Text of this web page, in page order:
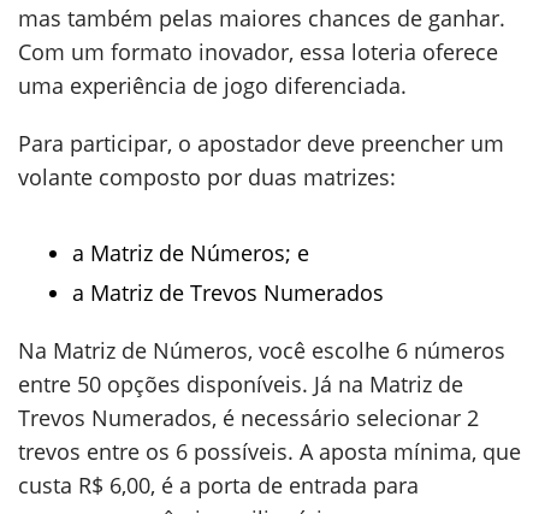
mas também pelas maiores chances de ganhar.
Com um formato inovador, essa loteria oferece
uma experiência de jogo diferenciada.
Para participar, o apostador deve preencher um
volante composto por duas matrizes:
a Matriz de Números; e
a Matriz de Trevos Numerados
Na Matriz de Números, você escolhe 6 números
entre 50 opções disponíveis. Já na Matriz de
Trevos Numerados, é necessário selecionar 2
trevos entre os 6 possíveis. A aposta mínima, que
custa R$ 6,00, é a porta de entrada para